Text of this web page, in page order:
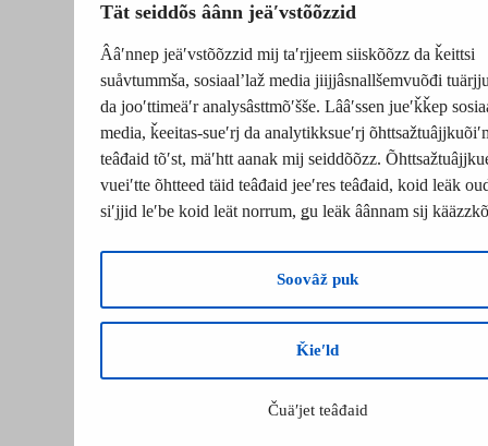
Tät seiddõs âânn jeäʹvstõõzzid
Ââʹnnep jeäʹvstõõzzid mij taʹrjjeem siiskõõzz da ǩeittsi
suåvtummša, sosiaalʼlaž media jiijjâsnallšemvuõđi
da jooʹttimeäʹr analysâsttmõʹšše. Lââʹssen jueʹǩǩep
media, ǩeeitas-sueʹrj da analytikksueʹrj
teâđaid tõʹst, mäʹhtt aanak mij seiddõõzz.
vueiʹtte õhtteed täid teâđaid jeeʹres teâđaid, koid leäk
siʹjjid leʹbe koid leät norrum, ǥu leäk âânnam sij
Soovâž puk
Ǩieʹld
Čuäʹjet teâđaid